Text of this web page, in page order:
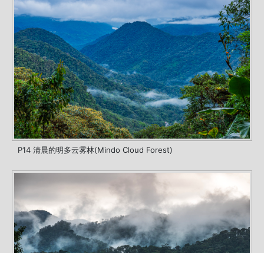
P14 清晨的明多云雾林(Mindo Cloud Forest)